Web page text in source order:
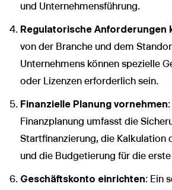
und Unternehmensführung.
Regulatorische Anforderungen
von der Branche und dem
Unternehmens können spezielle
oder Lizenzen erforderlich sein.
Finanzielle Planung vornehmen
Finanzplanung umfasst die
Startfinanzierung, die Kalkulation
und die Budgetierung für die
Geschäftskonto einrichten: Ein